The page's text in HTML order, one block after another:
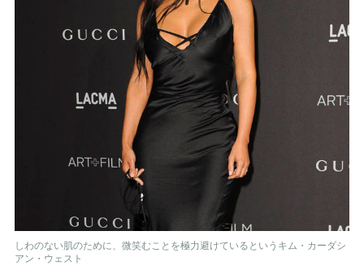
しわのない肌のために、微笑むことを極力避けているというキム・カーダシ
アン・ウェスト